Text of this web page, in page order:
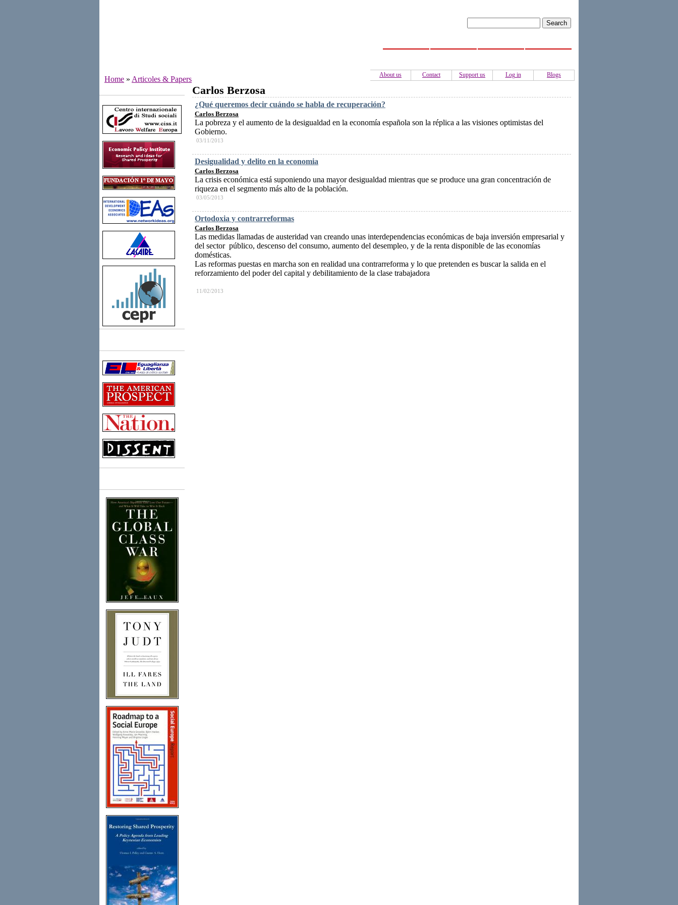
Blogs
Log in
Support us
Contact
About us
Home » Articoles & Papers
Carlos Berzosa
¿Qué queremos decir cuándo se habla de recuperación?
Carlos Berzosa
La pobreza y el aumento de la desigualdad en la economía española son la réplica a las visiones optimistas del
Gobierno.
03/11/2013
Desigualidad y delito en la economia
Carlos Berzosa
La crisis económica está suponiendo una mayor desigualdad mientras que se produce una gran concentración de
riqueza en el segmento más alto de la población.
03/05/2013
Ortodoxia y contrarreformas
Carlos Berzosa
Las medidas llamadas de austeridad van creando unas interdependencias económicas de baja inversión empresarial y
del sector público, descenso del consumo, aumento del desempleo, y de la renta disponible de las economías
domésticas.
Las reformas puestas en marcha son en realidad una contrarreforma y lo que pretenden es buscar la salida en el
reforzamiento del poder del capital y debilitamiento de la clase trabajadora
11/02/2013